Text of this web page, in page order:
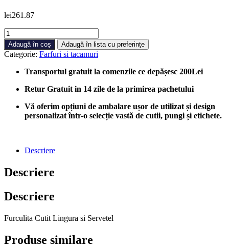
lei261.87
Cantitate
Set
Tacamuri
TRIS
ALB
Folosinta,
bucati/cutie
Adaugă în coș Adaugă în lista cu preferințe
Categorie: Farfuri si tacamuri
Transportul gratuit la comenzile ce depășesc 200Lei
Retur Gratuit in 14 zile de la primirea pachetului
Vă oferim opțiuni de ambalare ușor de utilizat și design
personalizat într-o selecție vastă de cutii, pungi și etichete.
Descriere
Descriere
Descriere
Furculita Cutit Lingura si Servetel
Produse similare